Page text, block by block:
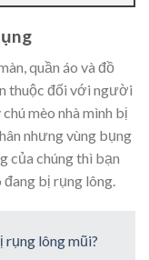
quần áo và đồ
thuộc đối với người
mèo nhà mình bị
nhưng vùng bụng
của chúng thì bạn
bị rụng lông.
rụng lông mũi?